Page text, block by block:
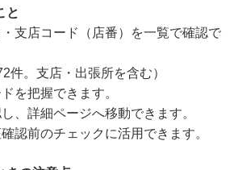
と
支店コード（店番）を一覧で確認で
件。支店・出張所を含む）
を把握できます。
、詳細ページへ移動できます。
認前のチェックに活用できます。